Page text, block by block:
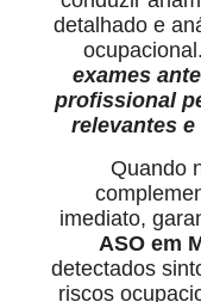
detalhado e
ocupacional.
exames
profissional
relevantes
Quando
imediato,
ASO em
detectados
riscos